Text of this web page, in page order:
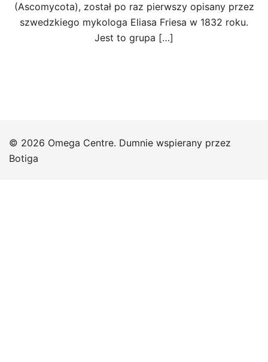
(Ascomycota), został po raz pierwszy opisany przez
szwedzkiego mykologa Eliasa Friesa w 1832 roku.
Jest to grupa […]
© 2026 Omega Centre. Dumnie wspierany przez
Botiga